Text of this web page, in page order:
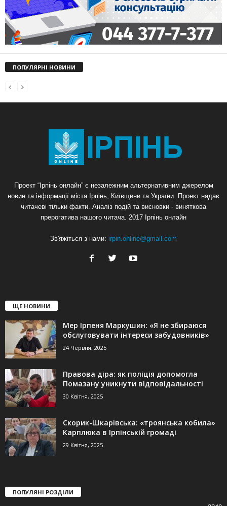
ПОПУЛЯРНІ НОВИНИ
Проект “Ірпінь онлайн” є незалежним альтернативним джерелом
новин та інформації міста Ірпінь, Київщини та України. Проект надає
читачеві тільки факти. Аналіз подій та висновки - виняткова
прерогатива нашого читача. 2017 Ірпінь онлайн
Зв'яжіться з нами: irpin.online@gmail.com
ЩЕ НОВИНИ
Мер Ірпеня Маркушин: «Я не збираюся
обслуговувати інтереси забудовників»
24 Червня, 2025
Правова діра: як поліція допомогла
Помазану уникнути відповідальності
30 Квітня, 2025
Скорик-Шкарівська: «троянська кобила»
Карплюка в Ірпінській громаді
29 Квітня, 2025
ПОПУЛЯНІ РОЗДІЛИ